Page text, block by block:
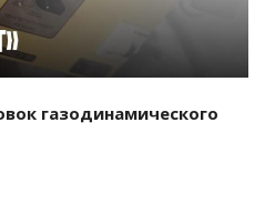
газодинамического